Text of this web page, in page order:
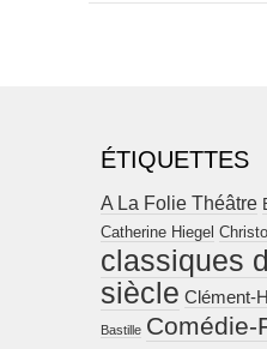
ÉTIQUETTES
A La Folie Théâtre
Catherine Hiegel
classiques
siècle Clément-
Bastille Comédie-